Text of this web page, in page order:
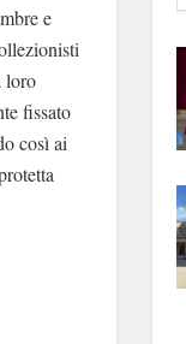
e
loro
fissato
così ai